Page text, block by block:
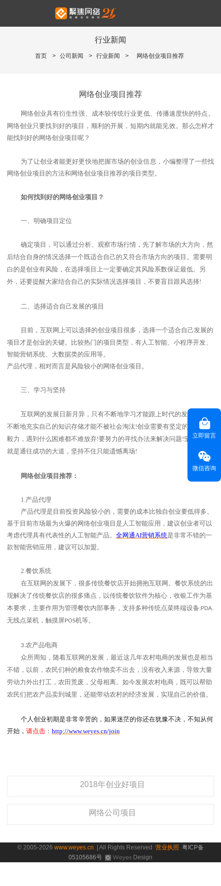
行业新闻
首页 > 公司新闻 > 行业新闻 > 网络创业项目推荐
网络创业项目推荐
网络创业具有衍生性强、成本较传统行业更低、传播速度快的特点。
网络创业只要找到好的项目，顺利的开展，短期内就能见效。那么怎样才
能找到好的网络创业项目呢？
为了让创业者能更好更快地把握市场的创业信息，小编整理了一些找
网络创业项目的方法和网络创业项目推荐的项目类型。
如何找到好的网络创业项目？
一、明确项目定位
确定项目 ，可以通过分析、观察市场行情， 先了解市场的大方向 ，然
后结合自身的情况选择一个既适合自己的又符合市场方向的项目。 需要明
白的是创业有风险，在选择项目上一定要确定其风险系数保证最低。
另
外，还要提醒大家结合自己的实际情况选择项目，不要盲目跟风选择!
二、 选择适合自己发展的项目
目前， 互联网上可以选择的创业项目 很多， 选择一个适合自己发展的
项目才是创业的关键。比较热门的项目类型，有人工智能、小程序开发、
智能营销系统、大数据类的应用等。
产品代理，相对而言是风险较小的网络创业项目。
三、学习与坚持
互联网的发展日新月异， 只有不断地学习才能跟上时代的发展
不断地充实自己的知识存储才能不被社会淘汰!创业需要有坚定的和刚强的
毅力，遇到什么困难都不难放弃!要努力的寻找办法来解决问题!坚持住了
就是通往成功的大道，坚持不住只能遗憾离场!
网络创业项目推荐：
1.产品代理
产品代理是目前投资风险较小的，需要的成本比独自创业要低得多。
基于目前市场最为火爆的网络创业项目是人工智能应用，建议创业者可以
考虑代理具有代表性的人工智能产品。 全网通AI营销系统是非常不错的一
款智能营销应用，建议可以加盟。
2.餐饮系统
在互联网的发展下，很多传统餐饮店开始拥抱互联网。餐饮系统的出
现解决了传统餐饮店的很多痛点，以传统餐饮软件为核心，收银工作为基
本要求，主要作用为管理餐饮内部事务，支持多种传统点菜终端设备:PDA.
无线点菜机，触摸屏POS机等。
3.农产品电商
众所周知，随着互联网的发展，最近这几年农村电商的发展也是相当
不错，以前，农民们种的粮食农作物卖不出去，没有收入来源，导致大量
劳动力外出打工，农田荒废，父母相离。如今发展农村电商，既可以帮助
农民们把农产品卖到城里，还能带动农村的经济发展，实现自己的价值。
个人创业初期是非常辛苦的，如果迷茫的你还在犹豫不决，不知从何
开始， 请点击： http://www.weyes.cn/join
2018年创业好项目
网络公司项目
© 2005-2026 www.weyes.cn | All Rights Reserved 营业执照 粤ICP备
05105686号
Design
立即留言
微信咨询